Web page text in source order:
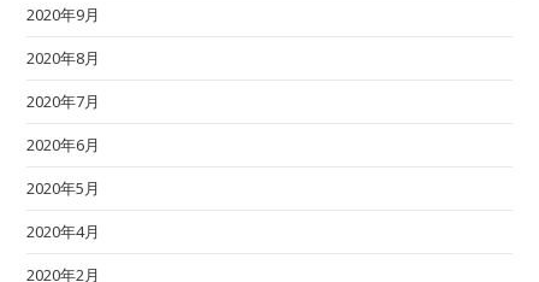
2020年9月
2020年8月
2020年7月
2020年6月
2020年5月
2020年4月
2020年2月